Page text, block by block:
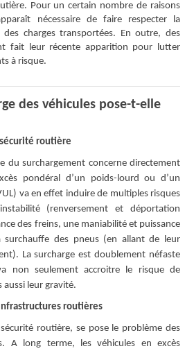
Pour un certain nombre de raisons
nécessaire de faire respecter la
des charges transportées. En outre, des
fait leur récente apparition pour lutter
à risque.
des véhicules pose-t-elle
routière
du surchargement concerne directement
pondéral d’un poids-lourd ou d’un
va en effet induire de multiples risques
(renversement et déportation
des freins, une maniabilité et puissance
surchauffe des pneus (en allant de leur
La surcharge est doublement néfaste
non seulement accroitre le risque de
aussi leur gravité.
routières
routière, se pose le problème des
A long terme, les véhicules en excès